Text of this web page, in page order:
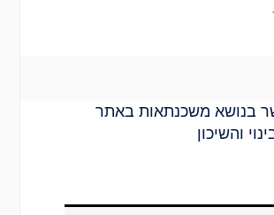
בנושא משכנתאות באתר
והשיכון